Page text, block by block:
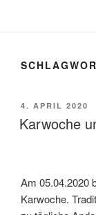
AM
4. APRIL 2020
Karwoche
Am 05.04.2020
Karwoche.